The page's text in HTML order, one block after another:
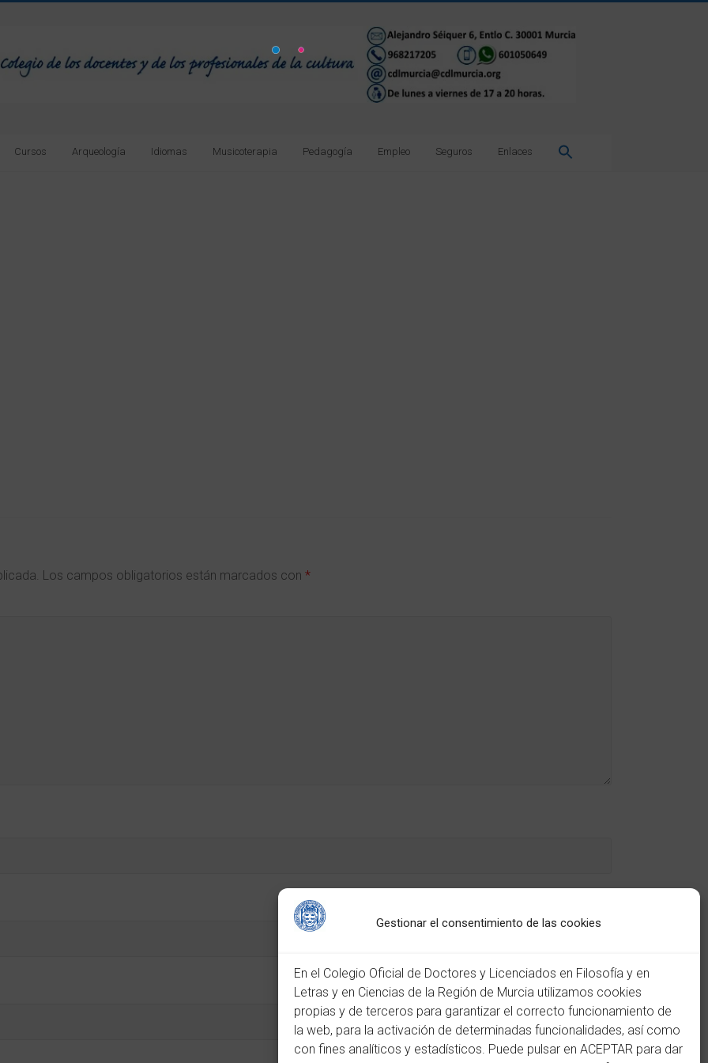
Gestionar el consentimiento de las cookies
En el Colegio Oficial de Doctores y Licenciados en Filosofía y en
Letras y en Ciencias de la Región de Murcia utilizamos cookies
propias y de terceros para garantizar el correcto funcionamiento de
la web, para la activación de determinadas funcionalidades, así como
con fines analíticos y estadísticos. Puede pulsar en ACEPTAR para dar
Cursos Arqueología Idiomas Musicoterapia Pedagogía Empleo Seguros Enlaces
Los campos obligatorios están marcados con *